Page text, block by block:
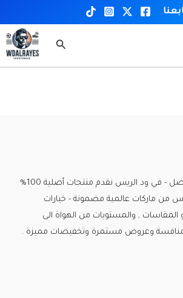
البحث
متجرك الرياضي الافضل - في ود الريس نقدم منتجات أصلية 100%
من ماركات عالمية مضمونة - خيارات
المقاسات , والمستويات من الهواة الى
منافسة وعروض مستمرة وتخفيضات مميزة .